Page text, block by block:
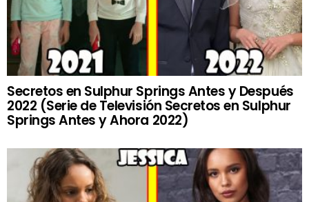
Secretos en Sulphur Springs Antes y Después
2022 (Serie de Televisión Secretos en Sulphur
Springs Antes y Ahora 2022)